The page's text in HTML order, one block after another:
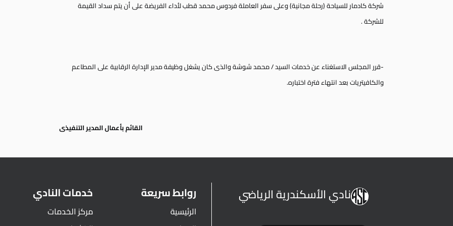
شركة كادمار للسياحة (رحلة مجانية) وعلى سفر العاملة فردوس محمد قطب لأداء الفريضة على أن يتم سداد القيمة
للشركة .
-قرر المجلس الاستغناء عن خدمات السيد / محمد شوشة والذى كان يشغل وظيفة مدير الإدارة الرقابية على المطاعم
والكافيتريات بعد انتهاء فترة اختباره.
القائم بأعمال المدير التنفيذى
نادي الأسكندرية الرياضي روابط سريعة
الرئيسية
خدمات النادي
مركز الخدمات